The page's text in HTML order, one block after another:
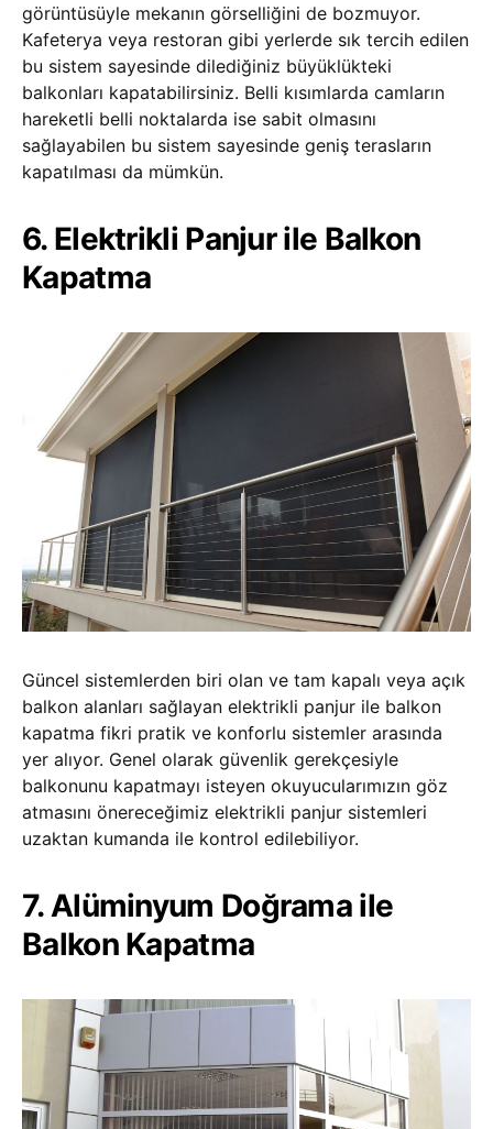
görüntüsüyle mekanın görselliğini de bozmuyor.
Kafeterya veya restoran gibi yerlerde sık tercih edilen
bu sistem sayesinde dilediğiniz büyüklükteki
balkonları kapatabilirsiniz. Belli kısımlarda camların
hareketli belli noktalarda ise sabit olmasını
sağlayabilen bu sistem sayesinde geniş terasların
kapatılması da mümkün.
6. Elektrikli Panjur ile Balkon
Kapatma
Güncel sistemlerden biri olan ve tam kapalı veya açık
balkon alanları sağlayan elektrikli panjur ile balkon
kapatma fikri pratik ve konforlu sistemler arasında
yer alıyor. Genel olarak güvenlik gerekçesiyle
balkonunu kapatmayı isteyen okuyucularımızın göz
atmasını önereceğimiz elektrikli panjur sistemleri
uzaktan kumanda ile kontrol edilebiliyor.
7. Alüminyum Doğrama ile
Balkon Kapatma